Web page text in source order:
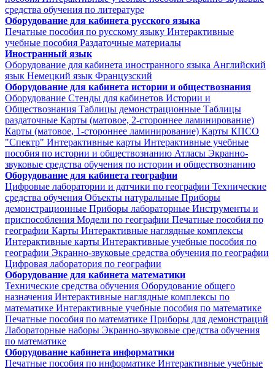
средства обучения по литературе
Оборудование для кабинета русского языка
Печатные пособия по русскому языку Интерактивные
учебные пособия Раздаточные материалы
Иностранный язык
Оборудование для кабинета иностранного языка Английский
язык Немецкий язык Французский
Оборудование для кабинета истории и обществознания
Оборудование Стенды для кабинетов Истории и
Обществознания Таблицы демонстрационные Таблицы
раздаточные Карты (матовое, 2-стороннее ламинирование)
Карты (матовое, 1-стороннее ламинирование) Карты КПСО
"Спектр" Интерактивные карты Интерактивные учебные
пособия по истории и обществознанию Атласы Экранно-
звуковые средства обучения по истории и обществознанию
Оборудование для кабинета географии
Цифровые лаборатории и датчики по географии Технические
средства обучения Объекты натуральные Приборы
демонстрационные Приборы лабораторные Инструменты и
приспособления Модели по географии Печатные пособия по
географии Карты Интерактивные наглядные комплексы
Интерактивные карты Интерактивные учебные пособия по
географии Экранно-звуковые средства обучения по географии
Цифровая лаборатория по географии
Оборудование для кабинета математики
Технические средства обучения Оборудование общего
назначения Интерактивные наглядные комплексы по
математике Интерактивные учебные пособия по математике
Печатные пособия по математике Приборы для демонстраций
Лабораторные наборы Экранно-звуковые средства обучения
по математике
Оборудование кабинета информатики
Печатные пособия по информатике Интерактивные учебные